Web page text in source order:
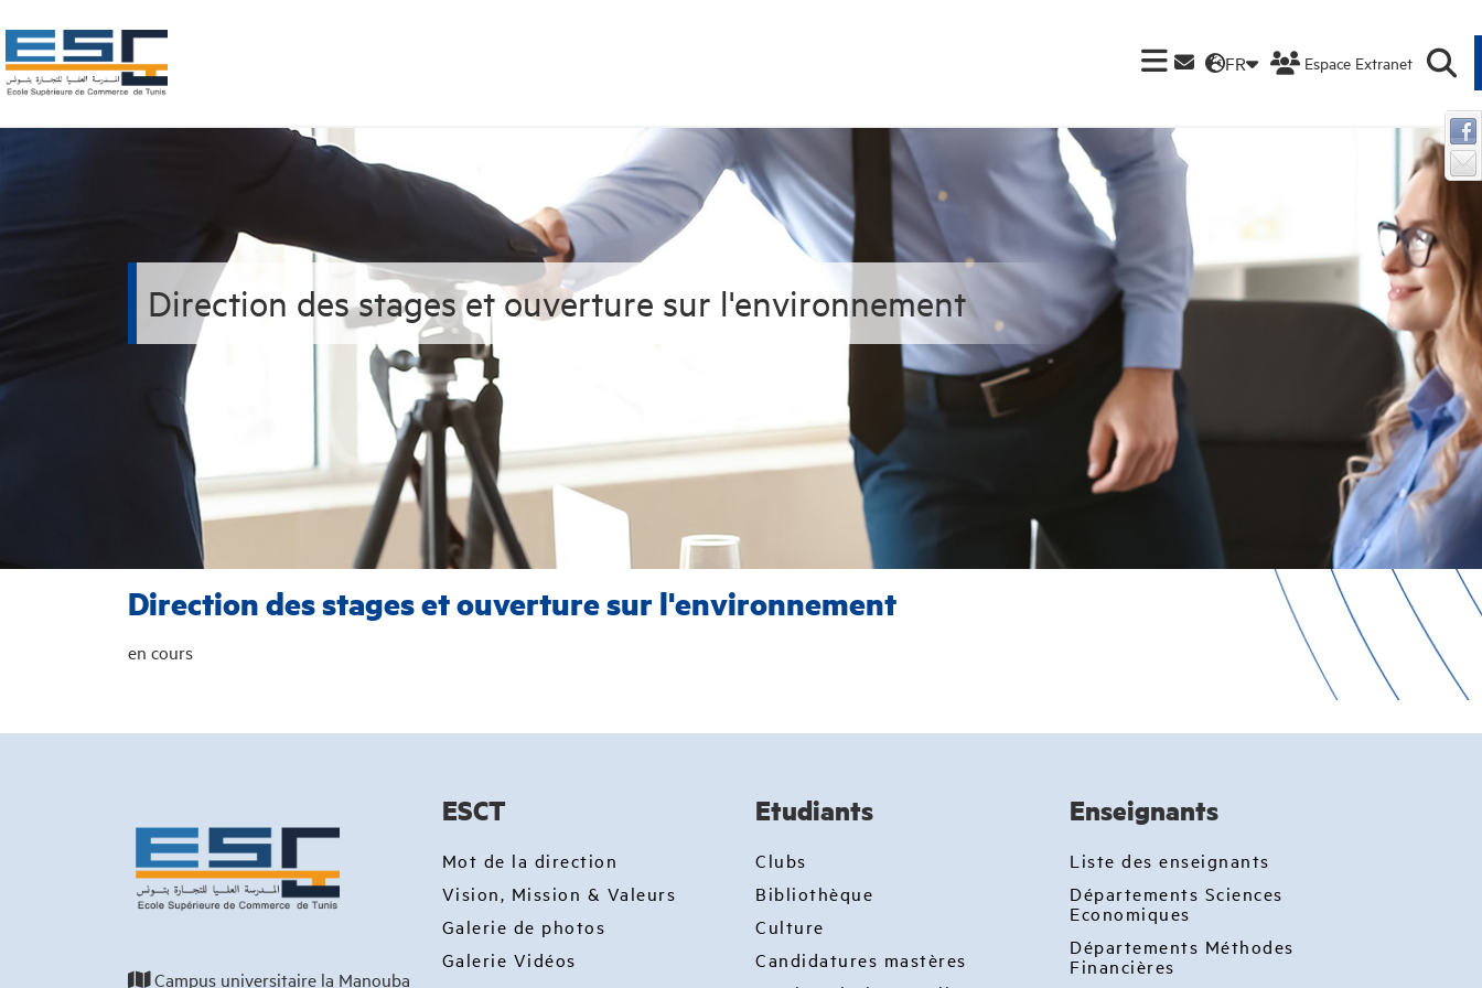
FR Espace Extranet
Direction des stages et ouverture sur l'environnement
Direction des stages et ouverture sur l'environnement
en cours
Campus universitaire la Manouba
ESCT
Mot de la direction
Vision, Mission & Valeurs
Galerie de photos
Galerie Vidéos
Etudiants
Clubs
Bibliothèque
Culture
Candidatures mastères
Enseignants
Liste des enseignants
Départements Sciences
Economiques
Départements Méthodes
Financières